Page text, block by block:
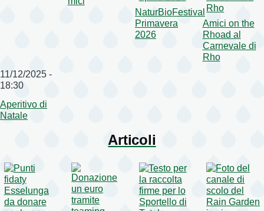
NaturBioFestival
Primavera
2026
Amici on the
Rhoad al
Carnevale di
Rho
11/12/2025 -
18:30
Aperitivo di
Natale
Articoli